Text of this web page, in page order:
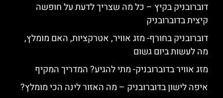
דוברובניק בקיץ – כל מה שצריך לדעת על חופשה
קיצית בדוברובניק
דוברובניק בחורף- מזג אוויר, אטרקציות, האם מומלץ,
מה לעשות ביום גשום
מזג אוויר בדוברובניק- מתי להגיע? המדריך המקיף
איפה לישון בדוברובניק – מה האזור לינה הכי מומלץ?